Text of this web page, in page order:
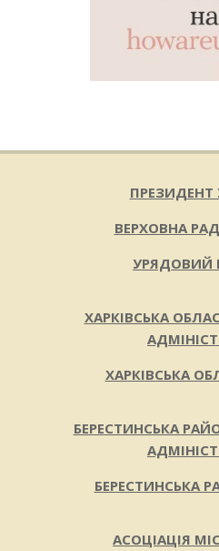
ПРЕЗИДЕНТ
ВЕРХОВНА
УРЯДОВИЙ
ХАРКІВСЬКА
ХАРКІВСЬКА
БЕРЕСТИНСЬКА
БЕРЕСТИНСЬКА
АСОЦІАЦІЯ